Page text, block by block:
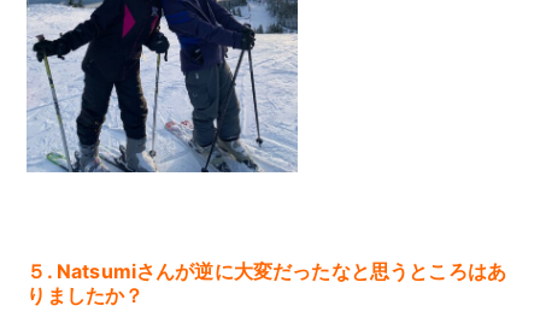
５. Natsumiさんが逆に大変だったなと思うところはあ
りましたか？